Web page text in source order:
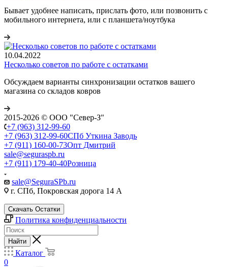
Бывает удобнее написать, прислать фото, или позвонить с
мобильного интернета, или с планшета/ноутбука
10.04.2022
Несколько советов по работе с остатками
Обсуждаем варианты синхронизации остатков вашего
магазина со складов ковров
2015-2026 © ООО "Север-З"
+7 (963) 312-99-60
+7 (963) 312-99-60СПб Уткина Заводь
+7 (911) 160-00-73Опт Дмитрий
sale@seguraspb.ru
+7 (911) 179-40-40Розница
sale@SeguraSPb.ru
г. СПб, Покровская дорога 14 А
Скачать Остатки
Политика конфиденциальности
Найти
Каталог
0